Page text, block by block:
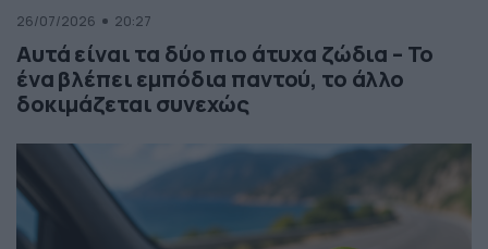
26/07/2026 20:27
Αυτά είναι τα δύο πιο άτυχα ζώδια – Το
ένα βλέπει εμπόδια παντού, το άλλο
δοκιμάζεται συνεχώς